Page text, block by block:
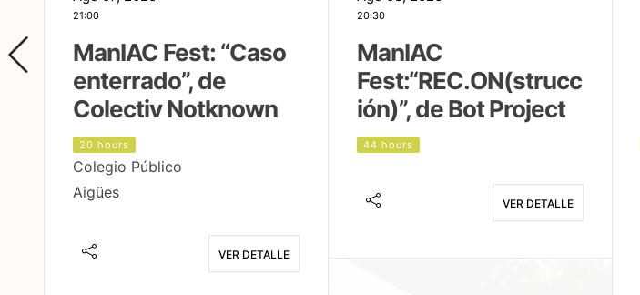
21:00
ManIAC Fest: “Caso
enterrado”, de
Colectiv Notknown
20 hours
Colegio Público
Aigües
VER DETALLE
20:30
ManIAC
Fest:“REC.ON(strucc
ión)”, de Bot Project
44 hours
VER DETALLE